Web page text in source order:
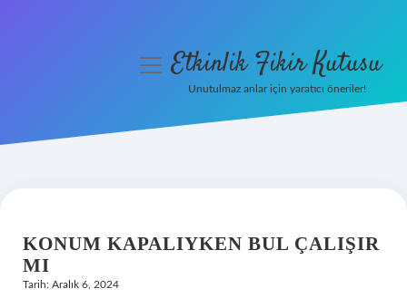
Hakkımızda
menüyüEtkinlik Fikir Kutusu
Unutulmaz anlar için yaratıcı öneriler!
KONUM KAPALIYKEN BUL ÇALIŞIR
MI
Tarih: Aralık 6, 2024